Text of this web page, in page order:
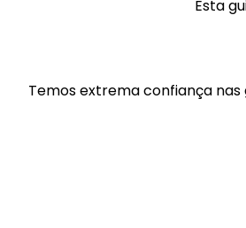
Esta
Temos extrema confiança